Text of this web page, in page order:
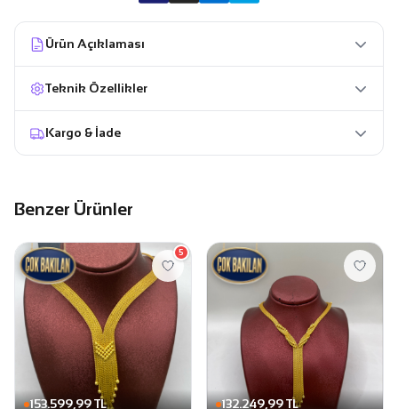
Ürün Açıklaması
Teknik Özellikler
Kargo & İade
Benzer Ürünler
153.599,99 TL
5
132.249,99 TL